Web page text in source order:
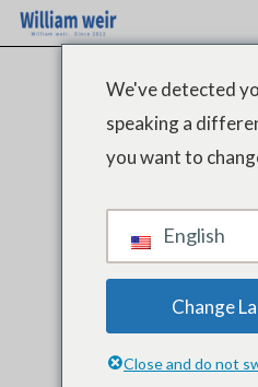
容
We've detected
speaking a
you want to
English
Change
Close and do not